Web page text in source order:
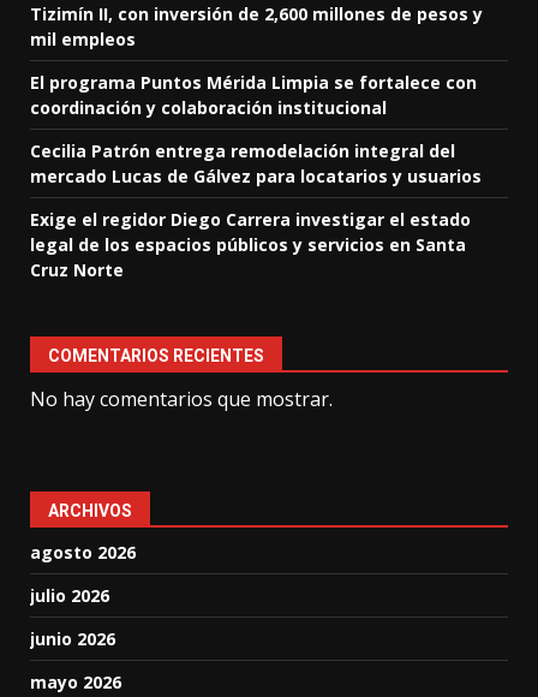
Tizimín II, con inversión de 2,600 millones de pesos y
mil empleos
El programa Puntos Mérida Limpia se fortalece con
coordinación y colaboración institucional
Cecilia Patrón entrega remodelación integral del
mercado Lucas de Gálvez para locatarios y usuarios
Exige el regidor Diego Carrera investigar el estado
legal de los espacios públicos y servicios en Santa
Cruz Norte
COMENTARIOS RECIENTES
No hay comentarios que mostrar.
ARCHIVOS
agosto 2026
julio 2026
junio 2026
mayo 2026